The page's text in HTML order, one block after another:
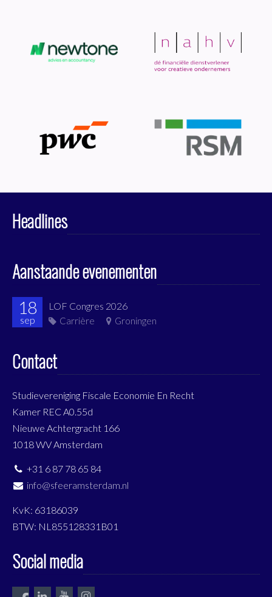
Headlines
Aanstaande evenementen
18
sep
LOF Congres 2026
Carrière Groningen
Contact
Studievereniging Fiscale Economie En Recht
Kamer REC A0.55d
Nieuwe Achtergracht 166
1018 WV Amsterdam
+31 6 87 78 65 84
info@sfeeramsterdam.nl
KvK: 63186039
BTW: NL855128331B01
Social media